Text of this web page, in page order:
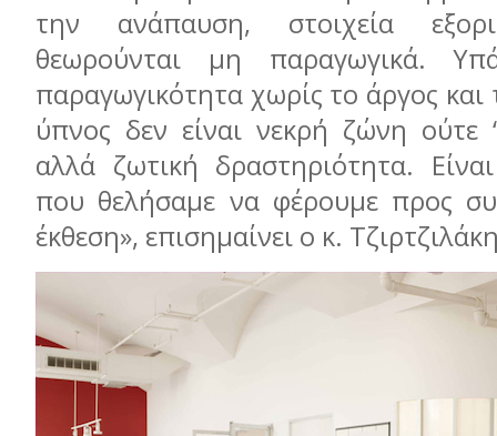
την ανάπαυση, στοιχεία
θεωρούνται μη παραγωγικά.
παραγωγικότητα χωρίς το άργος
ύπνος δεν είναι νεκρή ζώνη ούτε
αλλά ζωτική δραστηριότητα.
που θελήσαμε να φέρουμε προς
έκθεση», επισημαίνει ο κ.